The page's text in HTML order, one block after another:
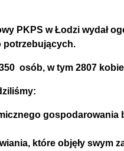
PKPS w Łodzi wydał
potrzebujących.
osób, w tym 2807
gospodarowania
które objęły swym